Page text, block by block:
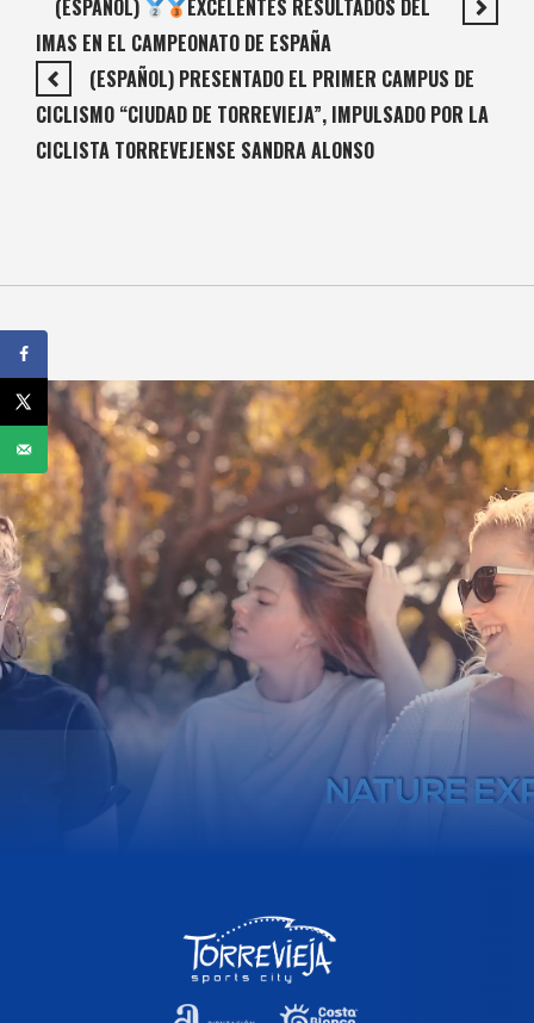
(ESPAÑOL)
EXCELENTES RESULTADOS DEL
IMAS EN EL CAMPEONATO DE ESPAÑA
(ESPAÑOL) PRESENTADO EL PRIMER CAMPUS DE
CICLISMO “CIUDAD DE TORREVIEJA”, IMPULSADO POR LA
CICLISTA TORREVEJENSE SANDRA ALONSO